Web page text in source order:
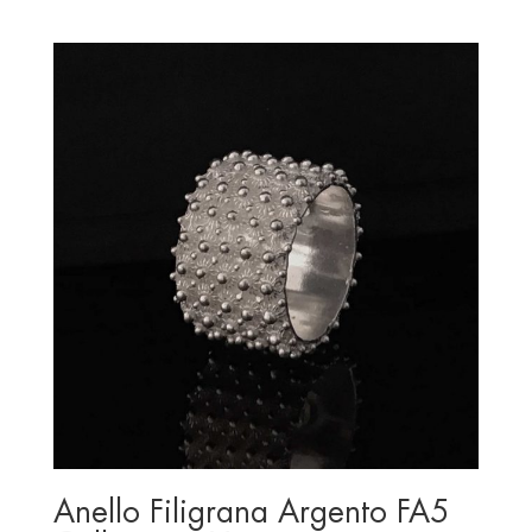
Anello Filigrana Argento FA5